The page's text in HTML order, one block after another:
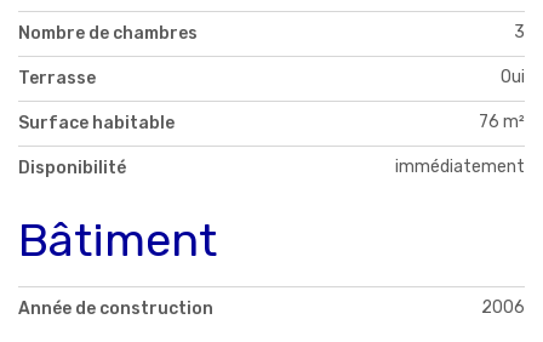
Nombre de chambres 3
Terrasse Oui
Surface habitable 76 m²
Disponibilité immédiatement
Bâtiment
Année de construction 2006